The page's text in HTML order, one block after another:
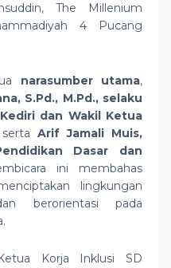
The Millenium
4 Pucang
narasumber utama,
S.Pd., M.Pd., selaku
dan Wakil Ketua
Arif Jamali Muis,
Dasar dan
ini membahas
lingkungan
berorientasi pada
Korja Inklusi SD